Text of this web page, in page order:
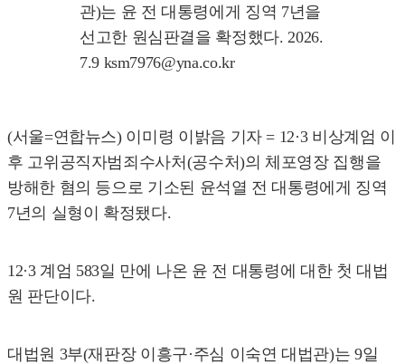
관)는 윤 전 대통령에게 징역 7년을
선고한 원심판결을 확정했다. 2026.
7.9 ksm7976@yna.co.kr
(서울=연합뉴스) 이미령 이밝음 기자 = 12·3 비상계엄 이
후 고위공직자범죄수사처(공수처)의 체포영장 집행을
방해한 혐의 등으로 기소된 윤석열 전 대통령에게 징역
7년의 실형이 확정됐다.
12·3 계엄 583일 만에 나온 윤 전 대통령에 대한 첫 대법
원 판단이다.
대법원 3부(재판장 이흥구·주심 이숙연 대법관)는 9일